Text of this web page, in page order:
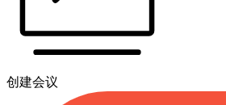
创建会议